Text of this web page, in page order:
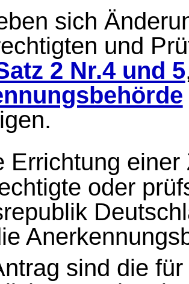
sich
und
2 Nr.4 und 5
Errichtung
oder
sind die